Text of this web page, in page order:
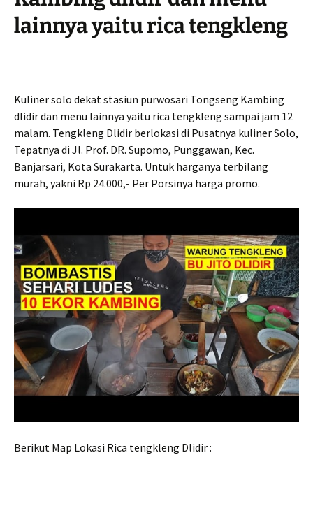
lainnya yaitu rica tengkleng
Kuliner solo dekat stasiun purwosari Tongseng Kambing
dlidir dan menu lainnya yaitu rica tengkleng sampai jam 12
malam. Tengkleng Dlidir berlokasi di Pusatnya kuliner Solo,
Tepatnya di Jl. Prof. DR. Supomo, Punggawan, Kec.
Banjarsari, Kota Surakarta. Untuk harganya terbilang
murah, yakni Rp 24.000,- Per Porsinya harga promo.
Berikut Map Lokasi Rica tengkleng Dlidir :